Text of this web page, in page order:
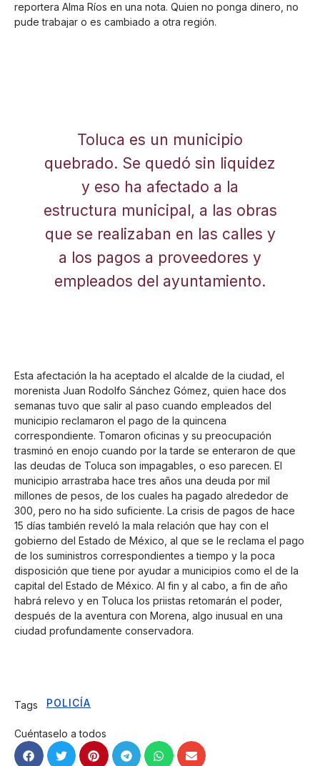
reportera Alma Ríos en una nota. Quien no ponga dinero, no
pude trabajar o es cambiado a otra región.
Toluca es un municipio
quebrado. Se quedó sin liquidez
y eso ha afectado a la
estructura municipal, a las obras
que se realizaban en las calles y
a los pagos a proveedores y
empleados del ayuntamiento.
Esta afectación la ha aceptado el alcalde de la ciudad, el
morenista Juan Rodolfo Sánchez Gómez, quien hace dos
semanas tuvo que salir al paso cuando empleados del
municipio reclamaron el pago de la quincena
correspondiente. Tomaron oficinas y su preocupación
trasminó en enojo cuando por la tarde se enteraron de que
las deudas de Toluca son impagables, o eso parecen. El
municipio arrastraba hace tres años una deuda por mil
millones de pesos, de los cuales ha pagado alrededor de
300, pero no ha sido suficiente. La crisis de pagos de hace
15 días también reveló la mala relación que hay con el
gobierno del Estado de México, al que se le reclama el pago
de los suministros correspondientes a tiempo y la poca
disposición que tiene por ayudar a municipios como el de la
capital del Estado de México. Al fin y al cabo, a fin de año
habrá relevo y en Toluca los priistas retomarán el poder,
después de la aventura con Morena, algo inusual en una
ciudad profundamente conservadora.
Tags POLICÍA
Cuéntaselo a todos